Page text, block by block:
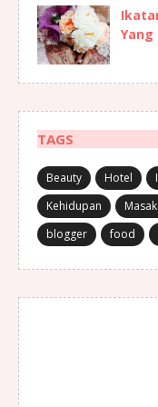
Yang
TAGS
Beauty Hotel
Kehidupan
blogger
food